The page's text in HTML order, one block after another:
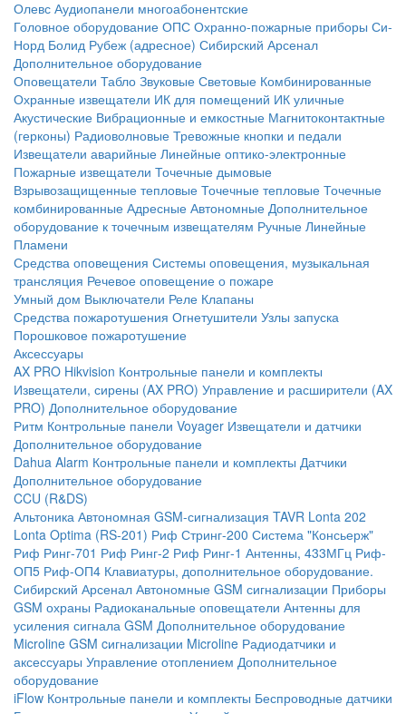
Олевс Аудиопанели многоабонентские
Головное оборудование ОПС Охранно-пожарные приборы Си-
Норд Болид Рубеж (адресное) Сибирский Арсенал
Дополнительное оборудование
Оповещатели Табло Звуковые Световые Комбинированные
Охранные извещатели ИК для помещений ИК уличные
Акустические Вибрационные и емкостные Магнитоконтактные
(герконы) Радиоволновые Тревожные кнопки и педали
Извещатели аварийные Линейные оптико-электронные
Пожарные извещатели Точечные дымовые
Взрывозащищенные тепловые Точечные тепловые Точечные
комбинированные Адресные Автономные Дополнительное
оборудование к точечным извещателям Ручные Линейные
Пламени
Средства оповещения Системы оповещения, музыкальная
трансляция Речевое оповещение о пожаре
Умный дом Выключатели Реле Клапаны
Средства пожаротушения Огнетушители Узлы запуска
Порошковое пожаротушение
Аксессуары
AX PRO Hikvision Контрольные панели и комплекты
Извещатели, сирены (AX PRO) Управление и расширители (AX
PRO) Дополнительное оборудование
Ритм Контрольные панели Voyager Извещатели и датчики
Дополнительное оборудование
Dahua Alarm Контрольные панели и комплекты Датчики
Дополнительное оборудование
CCU (R&DS)
Альтоника Автономная GSM-сигнализация TAVR Lonta 202
Lonta Optima (RS-201) Риф Стринг-200 Система "Консьерж"
Риф Ринг-701 Риф Ринг-2 Риф Ринг-1 Антенны, 433МГц Риф-
ОП5 Риф-ОП4 Клавиатуры, дополнительное оборудование.
Сибирский Арсенал Автономные GSM сигнализации Приборы
GSM охраны Радиоканальные оповещатели Антенны для
усиления сигнала GSM Дополнительное оборудование
Microline GSM cигнализации Microline Радиодатчики и
аксессуары Управление отоплением Дополнительное
оборудование
iFlow Контрольные панели и комплекты Беспроводные датчики